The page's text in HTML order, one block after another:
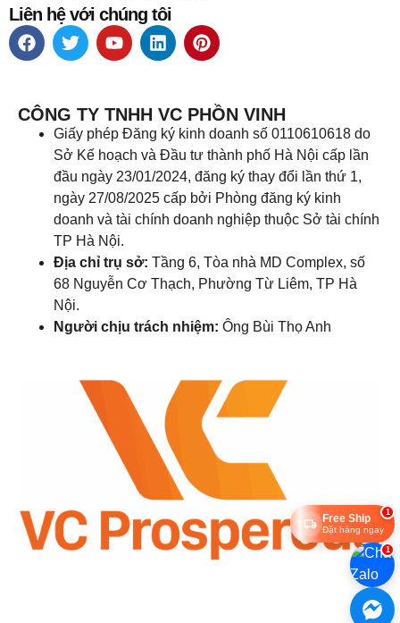
Liên hệ với chúng tôi
CÔNG TY TNHH VC PHỒN VINH
Giấy phép Đăng ký kinh doanh số 0110610618 do
Sở Kế hoạch và Đầu tư thành phố Hà Nội cấp lần
đầu ngày 23/01/2024, đăng ký thay đổi lần thứ 1,
ngày 27/08/2025 cấp bởi Phòng đăng ký kinh
doanh và tài chính doanh nghiệp thuộc Sở tài chính
TP Hà Nội.
Địa chỉ trụ sở: Tầng 6, Tòa nhà MD Complex, số
68 Nguyễn Cơ Thạch, Phường Từ Liêm, TP Hà
Nội.
Người chịu trách nhiệm: Ông Bùi Thọ Anh
1
Free Ship
Đặt hàng ngay
1